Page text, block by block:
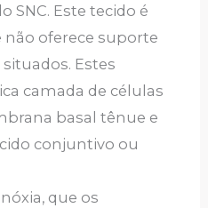
SNC. Este tecido é
oferece suporte
Estes
camada de células
basal tênue e
conjuntivo ou
, que os